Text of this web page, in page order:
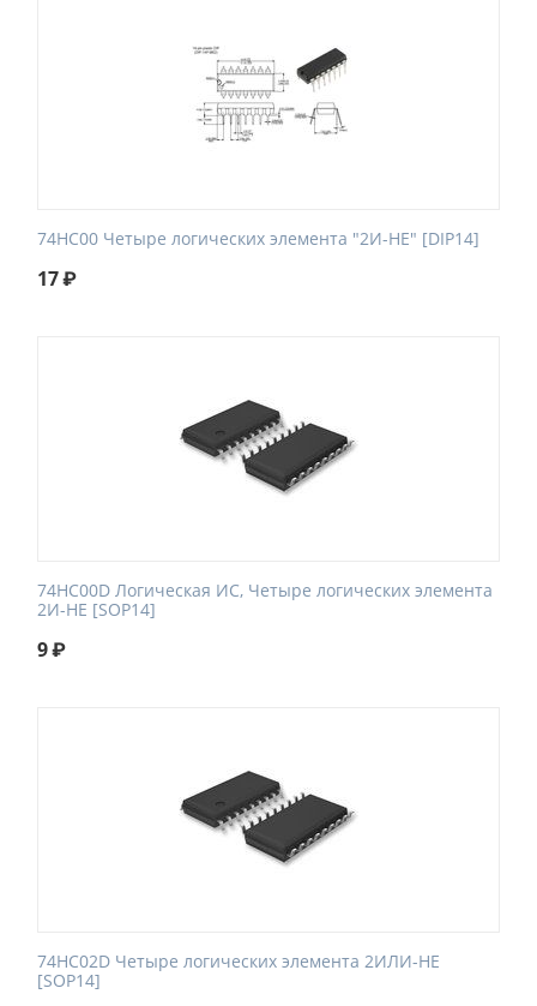
74HC00 Четыре логических элемента "2И-НЕ" [DIP14]
17₽
74HC00D Логическая ИС, Четыре логических элемента
2И-НЕ [SOP14]
9₽
74HC02D Четыре логических элемента 2ИЛИ-НЕ
[SOP14]